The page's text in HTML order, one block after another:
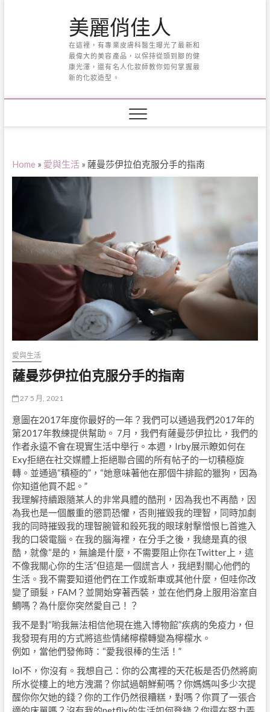
美麗俏佳人
在這裡，有專業皮膚科醫生曝光了最新和
最偉大的美容產品，以保持從頭到腳的健
康光澤，還有名人化妝師教你如何掌握最
新的化妝造型。
Home » 愛與生活» 薩曼莎伊拉伯克服分手的指南
愛與生活
薩曼莎伊拉伯克服分手的指南
27 5 月, 2021
意圖在2017年度你最好的一年？我們可以通過我們2017年的
第2017年教練提供幫助。 7月，我們有薩曼莎伊拉比，我們的
作者永遠不會在現實生活中舉行。本週，Irby展示瞭如何在
Exy拒絕在社交媒體上拒絕聯合國的所有帖子的一切積極旋
轉。並通過“積極的”，“她意味著他在那個牛排館的獵狗，因為
你知道他買不起。”
我理解持續跟隨某人的非常具體的酷刑，因為我也不再酷，因
為我也是一個嚴重的懲罰恐懼，否則摧毀我的理智，同時加劇
我的同時摧毀我的理智腕管和殺死我的眼球射擊憎恨匕首進入
我的口袋電腦。在我的腦海裡，在分手之後，我總是真的很
酷，就像“是的，無論是什麼，不需要阻止你在Twitter上，這
不像我關心你的生活”但這是一個謊言人，我絕對關心他們的
生活。我不需要知道他們在工作或新車或其他什麼，但哇你改
變了頭髮，FAM？並開始穿著西裝，並在他們身上服用浴室自
鯛嗎？為什麼你突然愛自己！？
我不是對“喲我無法相信他現在進入博物館”疾病的免疫力，但
我發現有用的方式將這些情緒檸檬轉變為檸檬水。
例如，當他們發佈時：“愛我很棒的生活！”
lol不，你沒有。我想自己：你的公寓裡的天花板是否仍然將廁
所水從樓上的地方洩漏？你試過朝鮮薊嗎？你媽媽叫多少次提
醒你你欠她的錢？你的工作仍然很糟糕，對嗎？你買了一張合